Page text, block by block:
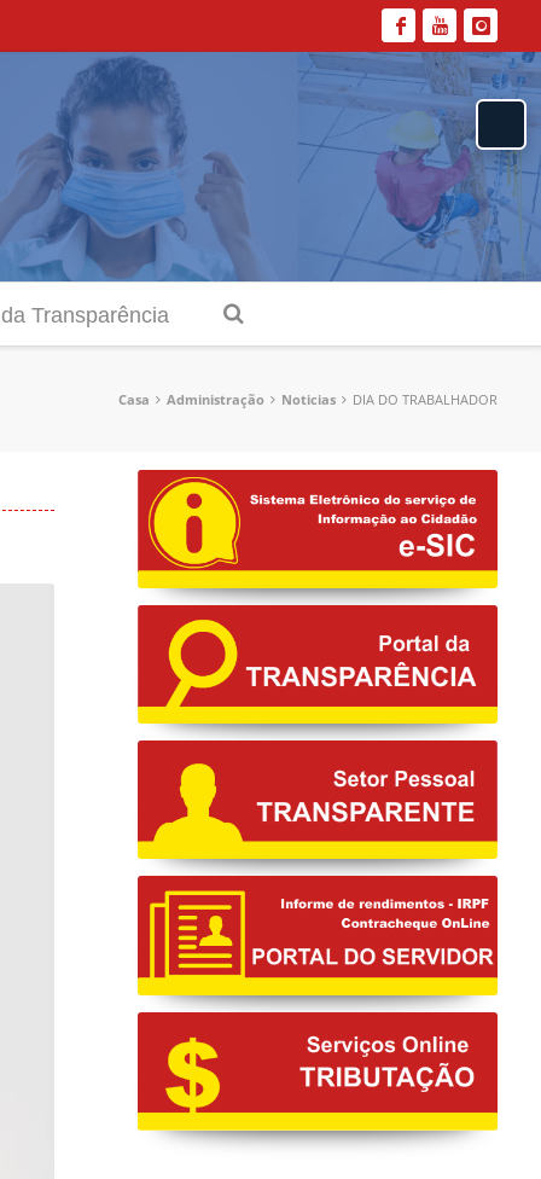
Transparência
Casa Administração Noticias DIA DO TRABALHADOR